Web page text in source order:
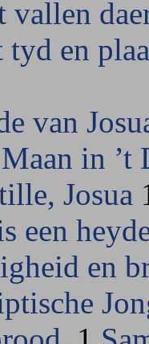
vallen
tyd en
van
in ’t
Josua
een
en